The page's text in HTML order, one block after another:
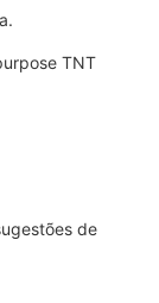
de